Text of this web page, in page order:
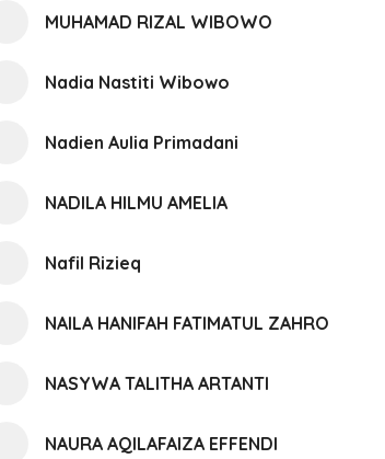
MUHAMAD RIZAL WIBOWO
Nadia Nastiti Wibowo
Nadien Aulia Primadani
NADILA HILMU AMELIA
Nafil Rizieq
NAILA HANIFAH FATIMATUL ZAHRO
NASYWA TALITHA ARTANTI
NAURA AQILAFAIZA EFFENDI